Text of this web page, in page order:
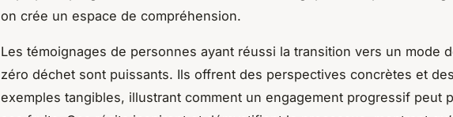
on crée un espace de compréhension.
Les témoignages de personnes ayant réussi la transition vers un mode
zéro déchet sont puissants. Ils offrent des perspectives concrètes et des
exemples tangibles, illustrant comment un engagement progressif peut